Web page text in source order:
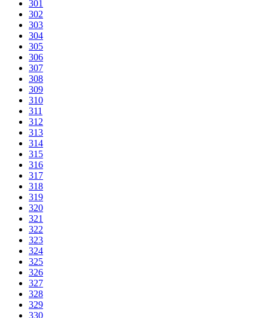
301
302
303
304
305
306
307
308
309
310
311
312
313
314
315
316
317
318
319
320
321
322
323
324
325
326
327
328
329
330